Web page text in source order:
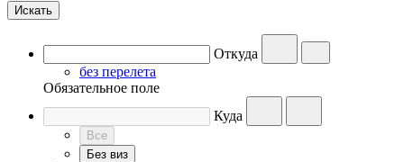
Искать
Откуда
без перелета
Обязательное поле
Куда
Все
Без виз